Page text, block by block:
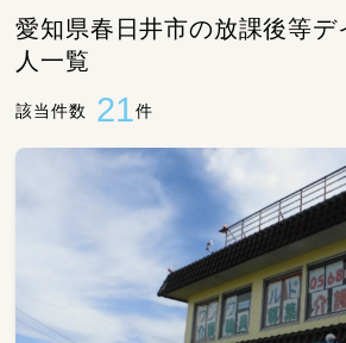
愛知県春日井市の放課後等デ
人一覧
該当件数 21件